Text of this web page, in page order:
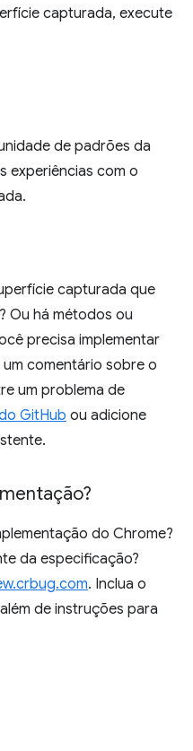
capturada, execute
de padrões da
experiências com o
capturada que
Ou há métodos ou
precisa implementar
um comentário sobre o
um problema de
GitHub ou adicione
do Chrome?
da especificação?
. Inclua o
de instruções para